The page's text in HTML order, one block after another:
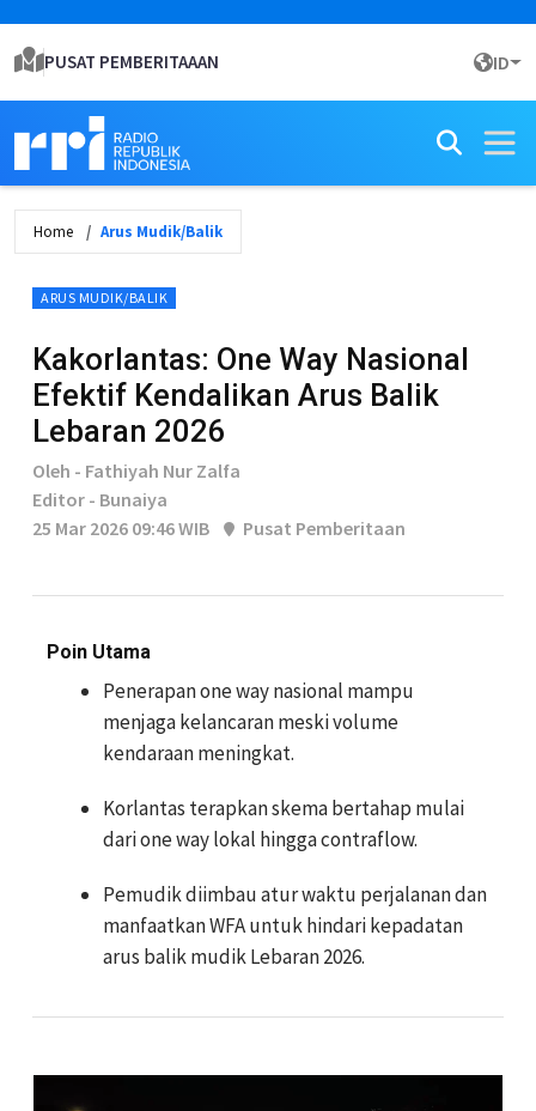
PUSAT PEMBERITAAAN ID
Home Arus Mudik/Balik
ARUS MUDIK/BALIK
Kakorlantas: One Way Nasional
Efektif Kendalikan Arus Balik
Lebaran 2026
Oleh - Fathiyah Nur Zalfa
Editor - Bunaiya
25 Mar 2026 09:46 WIB
Pusat Pemberitaan
Poin Utama
Penerapan one way nasional mampu
menjaga kelancaran meski volume
kendaraan meningkat.
Korlantas terapkan skema bertahap mulai
dari one way lokal hingga contraflow.
Pemudik diimbau atur waktu perjalanan dan
manfaatkan WFA untuk hindari kepadatan
arus balik mudik Lebaran 2026.